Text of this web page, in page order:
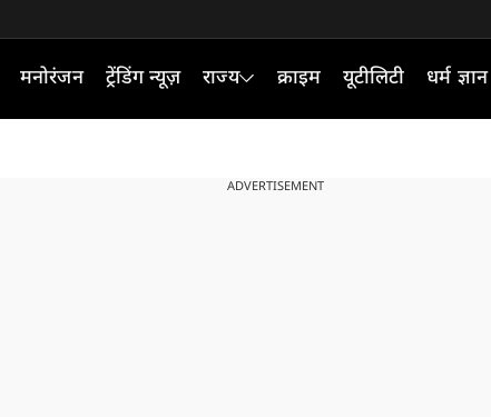
मनोरंजन ट्रेंडिंग न्यूज़ राज्य क्राइम यूटीलिटी धर्म ज्ञान
ADVERTISEMENT